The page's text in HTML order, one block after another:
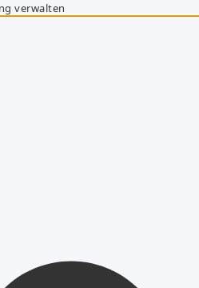
verwalten